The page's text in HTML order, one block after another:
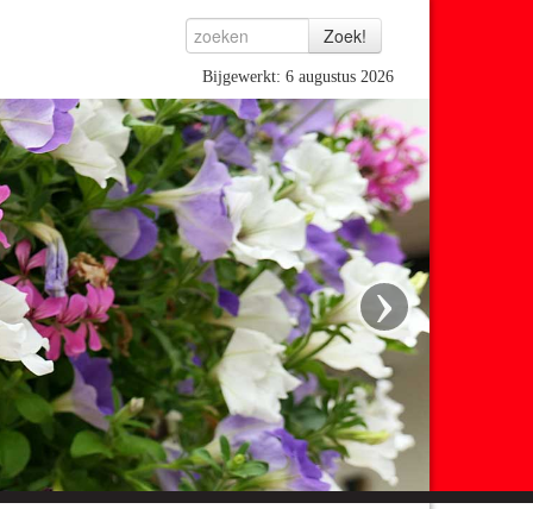
Bijgewerkt: 6 augustus 2026
›